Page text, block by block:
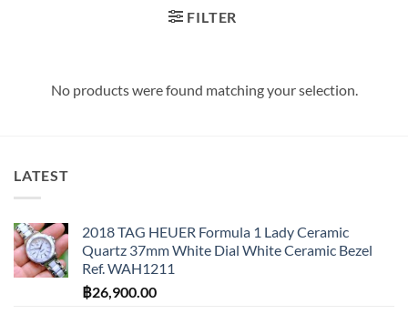
FILTER
No products were found matching your selection.
LATEST
2018 TAG HEUER Formula 1 Lady Ceramic
Quartz 37mm White Dial White Ceramic Bezel
Ref. WAH1211
฿26,900.00